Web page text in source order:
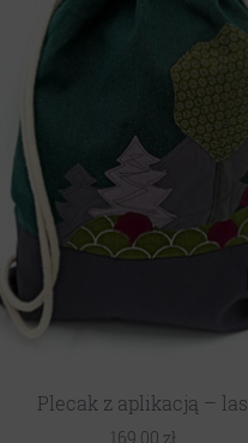
Plecak z aplikacją – las
169,00 zł